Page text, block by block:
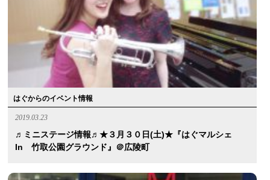
はぐからのイベント情報
2019.03.23
♬ミニステージ情報♬★３月３０日(土)★『はぐマルシェ
In 竹取公園グラウンド』＠広陵町